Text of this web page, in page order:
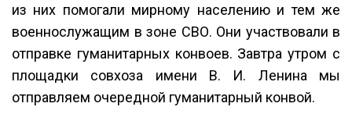
из них помогали мирному населению и тем же
военнослужащим в зоне СВО. Они участвовали в
отправке гуманитарных конвоев. Завтра утром с
площадки совхоза имени В. И. Ленина мы
отправляем очередной гуманитарный конвой.